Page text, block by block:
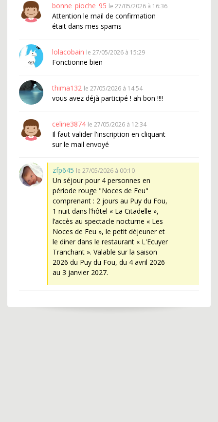
bonne_pioche_95 le 27/05/2026 à 16:36
Attention le mail de confirmation
était dans mes spams
lolacobain le 27/05/2026 à 15:29
Fonctionne bien
thima132 le 27/05/2026 à 14:54
vous avez déjà participé ! ah bon !!!!
celine3874 le 27/05/2026 à 12:34
Il faut valider l'inscription en cliquant
sur le mail envoyé
zfp645 le 27/05/2026 à 00:10
Un séjour pour 4 personnes en
période rouge "Noces de Feu"
comprenant : 2 jours au Puy du Fou,
1 nuit dans l’hôtel « La Citadelle »,
l’accès au spectacle nocturne « Les
Noces de Feu », le petit déjeuner et
le diner dans le restaurant « L'Ecuyer
Tranchant ». Valable sur la saison
2026 du Puy du Fou, du 4 avril 2026
au 3 janvier 2027.